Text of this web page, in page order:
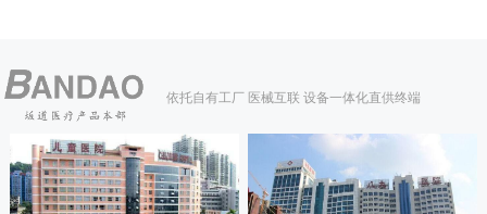
依托自有工厂 医械互联 设备一体化直供终端